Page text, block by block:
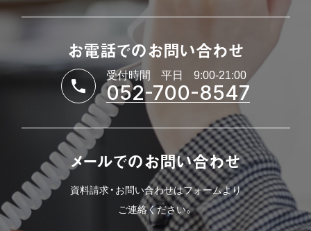
お電話でのお問い合わせ
受付時間 平日 9:00-21:00
052-700-8547
メールでのお問い合わせ
資料請求・お問い合わせはフォームより
ご連絡ください。